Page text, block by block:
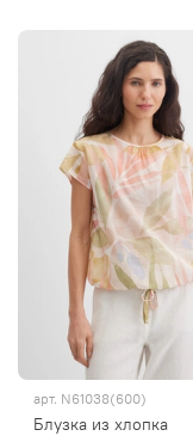
арт. N61038(600)
Блузка из хлопка